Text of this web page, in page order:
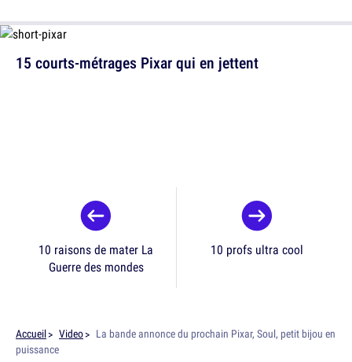
15 courts-métrages Pixar qui en jettent
10 raisons de mater La
Guerre des mondes
10 profs ultra cool
Accueil Video
La bande annonce du prochain Pixar, Soul, petit bijou en
puissance